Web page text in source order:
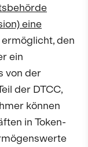
eine
den
ein
von der
der DTCC,
können
in Token-